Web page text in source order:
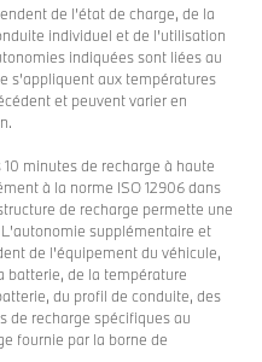
de l’état de charge, de la
individuel et de l’utilisation
indiquées sont liées au
s’appliquent aux températures
et peuvent varier en
minutes de recharge à haute
à la norme ISO 12906 dans
de recharge permette une
supplémentaire et
de l'équipement du véhicule,
batterie, de la température
du profil de conduite, des
de recharge spécifiques au
fournie par la borne de